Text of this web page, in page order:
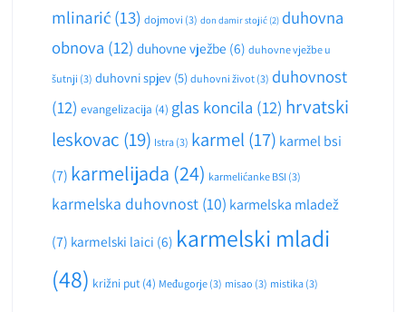
mlinarić(13) dojmovi (3) don damir stojić(2) duhovna
obnova (12) duhovne vježbe (6) duhovne vježbe u
šutnji (3) duhovni spjev(5) duhovni život(3) duhovnost
(12) evangelizacija (4) glas koncila (12) hrvatski
leskovac (19) Istra(3) karmel(17) karmel bsi
(7) karmelijada (24) karmelićanke BSI (3)
karmelska duhovnost(10) karmelska mladež
(7) karmelski laici (6) karmelski mladi
(48) križni put(4) Međugorje(3) misao (3) mistika(3)